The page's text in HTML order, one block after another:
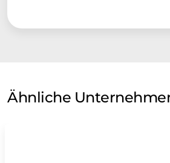
Ähnliche